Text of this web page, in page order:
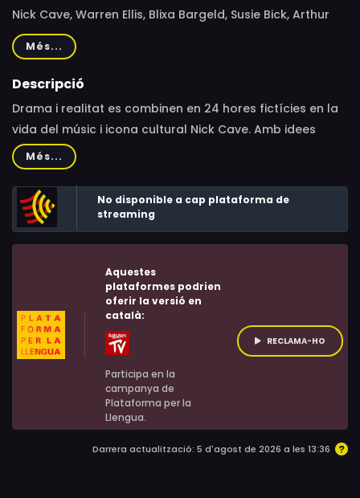
Nick Cave, Warren Ellis, Blixa Bargeld, Susie Bick, Arthur
Cave, Earl Cave, Kirk Lake, Darian Leader, Kylie Minogue,
Ray Winstone
Més...
Descripció
Drama i realitat es combinen en 24 hores fictícies en la
vida del músic i icona cultural Nick Cave. Amb idees
sorprenents i un íntim retrat del procés artístic, examina
el que ens fa ser el que som i celebra el poder
transformador de l'esperit creatiu.
Més...
No disponible a cap plataforma de
streaming
Aquestes
plataformes podrien
oferir la versió en
català:
Participa en la
campanya de
Plataforma per la
Llengua.
RECLAMA-HO
Darrera actualització: 5 d'agost de 2026 a les 13:36